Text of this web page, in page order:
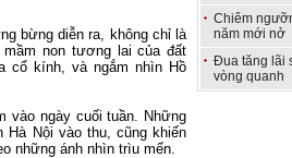
bừng diễn ra, không chỉ là
non tương lai của đất
cổ kính, và ngắm nhìn Hồ
vào ngày cuối tuần. Những
Hà Nội vào thu, cũng khiến
những ánh nhìn trìu mến.
Chiêm
năm mới nở
Đua tăng lãi
vòng quanh